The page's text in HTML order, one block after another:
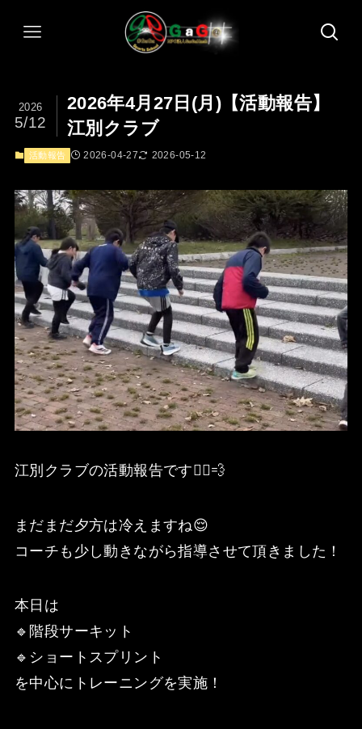
2026年4月27日(月)【活動報告】
江別クラブ
2026
5/12
活動報告 2026-04-27 2026-05-12
江別クラブの活動報告です🏃‍♂️💨
まだまだ夕方は冷えますね😌
コーチも少し動きながら指導させて頂きました！
本日は
🔹階段サーキット
🔹ショートスプリント
を中心にトレーニングを実施！